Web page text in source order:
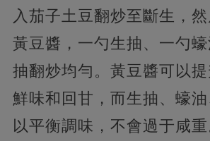
入茄子土豆翻炒至斷生，
黃豆醬，一勺生抽、一勺
抽翻炒均勻。黃豆醬可以
鮮味和回甘，而生抽、蠔
以平衡調味，不會過于咸重